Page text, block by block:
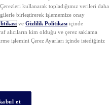
kullanarak topladığımız verileri daha
birleştirerek işlememize onay
ve Gizlilik Politikası içinde
alıcıların kim olduğu ve çerez saklama
işlemini Çerez Ayarları içinde istediğiniz
et